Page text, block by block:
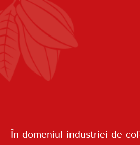
În domeniul industriei de
PAROLĂ
REPETAȚI PAROLA